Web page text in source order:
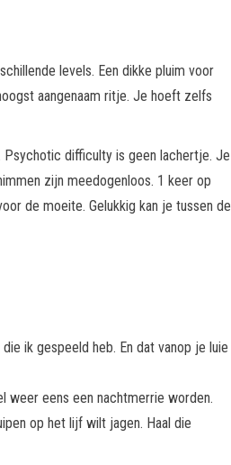
levels. Een dikke pluim voor
aangenaam ritje. Je hoeft zelfs
difficulty is geen lachertje. Je
zijn meedogenloos. 1 keer op
de moeite. Gelukkig kan je tussen de
ik gespeeld heb. En dat vanop je luie
weer eens een nachtmerrie worden.
op het lijf wilt jagen. Haal die